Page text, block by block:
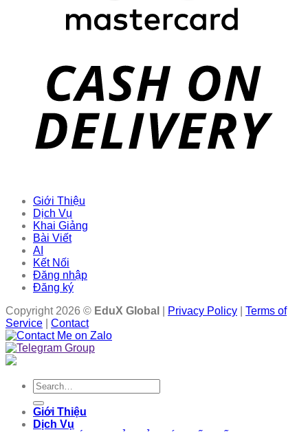
Giới Thiệu
Dịch Vụ
Khai Giảng
Bài Viết
AI
Kết Nối
Đăng nhập
Đăng ký
Copyright 2026 © EduX Global Privacy Policy
Terms of
Service
Contact
Search
for:
Giới Thiệu
Dịch Vụ